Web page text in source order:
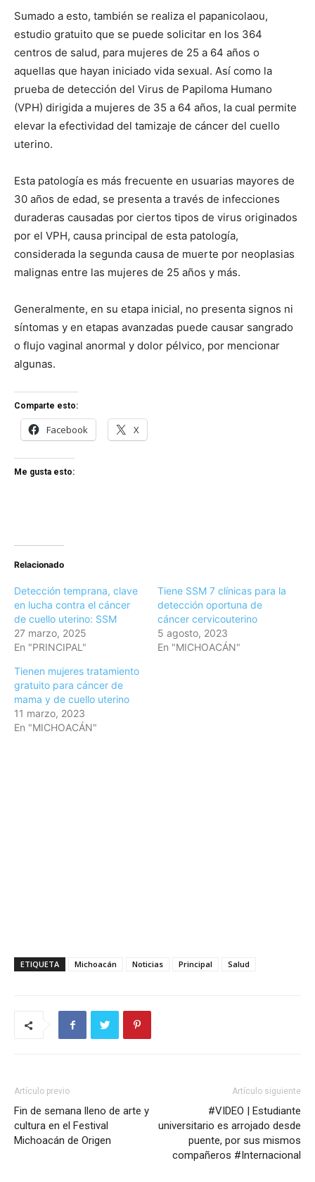
Sumado a esto, también se realiza el papanicolaou,
estudio gratuito que se puede solicitar en los 364
centros de salud, para mujeres de 25 a 64 años o
aquellas que hayan iniciado vida sexual. Así como la
prueba de detección del Virus de Papiloma Humano
(VPH) dirigida a mujeres de 35 a 64 años, la cual permite
elevar la efectividad del tamizaje de cáncer del cuello
uterino.
Esta patología es más frecuente en usuarias mayores de
30 años de edad, se presenta a través de infecciones
duraderas causadas por ciertos tipos de virus originados
por el VPH, causa principal de esta patología,
considerada la segunda causa de muerte por neoplasias
malignas entre las mujeres de 25 años y más.
Generalmente, en su etapa inicial, no presenta signos ni
síntomas y en etapas avanzadas puede causar sangrado
o flujo vaginal anormal y dolor pélvico, por mencionar
algunas.
Comparte esto:
Facebook X
Me gusta esto:
Relacionado
Detección temprana, clave
en lucha contra el cáncer
de cuello uterino: SSM
27 marzo, 2025
En "PRINCIPAL"
Tiene SSM 7 clínicas para la
detección oportuna de
cáncer cervicouterino
5 agosto, 2023
En "MICHOACÁN"
Tienen mujeres tratamiento
gratuito para cáncer de
mama y de cuello uterino
11 marzo, 2023
En "MICHOACÁN"
ETIQUETA Michoacán Noticias Principal Salud
Artículo previo
Fin de semana lleno de arte y
cultura en el Festival
Michoacán de Origen
Artículo siguiente
#VIDEO | Estudiante
universitario es arrojado desde
puente, por sus mismos
compañeros #Internacional